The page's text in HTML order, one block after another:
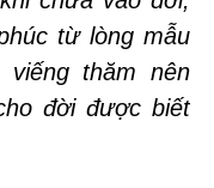
từ lòng mẫu
thăm nên
đời được biết